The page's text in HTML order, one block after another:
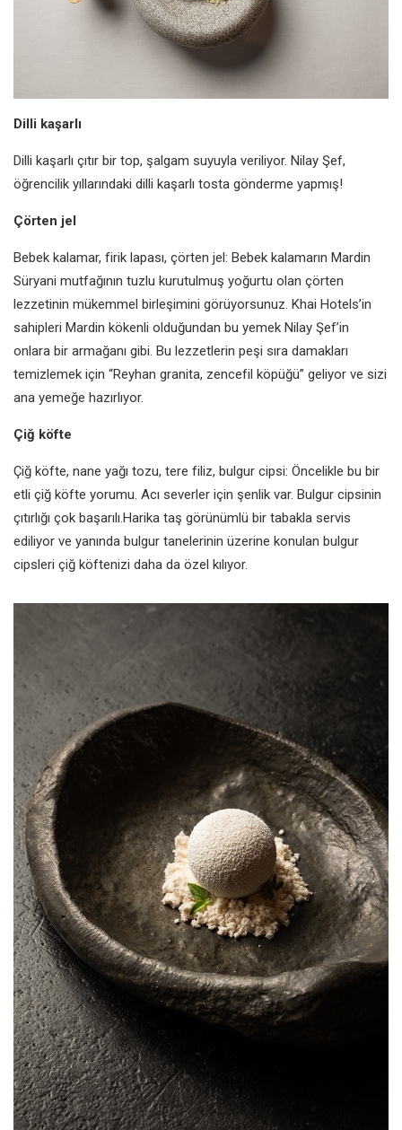
Dilli kaşarlı
Dilli kaşarlı çıtır bir top, şalgam suyuyla veriliyor. Nilay Şef,
öğrencilik yıllarındaki dilli kaşarlı tosta gönderme yapmış!
Çörten jel
Bebek kalamar, firik lapası, çörten jel: Bebek kalamarın Mardin
Süryani mutfağının tuzlu kurutulmuş yoğurtu olan çörten
lezzetinin mükemmel birleşimini görüyorsunuz. Khai Hotels’in
sahipleri Mardin kökenli olduğundan bu yemek Nilay Şef’in
onlara bir armağanı gibi. Bu lezzetlerin peşi sıra damakları
temizlemek için “Reyhan granita, zencefil köpüğü” geliyor ve sizi
ana yemeğe hazırlıyor.
Çiğ köfte
Çiğ köfte, nane yağı tozu, tere filiz, bulgur cipsi: Öncelikle bu bir
etli çiğ köfte yorumu. Acı severler için şenlik var. Bulgur cipsinin
çıtırlığı çok başarılı.Harika taş görünümlü bir tabakla servis
ediliyor ve yanında bulgur tanelerinin üzerine konulan bulgur
cipsleri çiğ köftenizi daha da özel kılıyor.